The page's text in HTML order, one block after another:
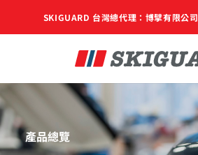
SKIGUARD 台灣總代理：博擘有限公司
產品總覽